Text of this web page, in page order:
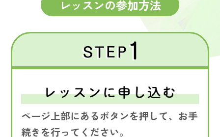
レッスンの参加方法
ページ上部にあるボタンを押して、お手
続きを行ってください。